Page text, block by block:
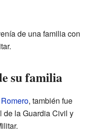
de una familia con
su familia
, también fue
de la Guardia Civil y